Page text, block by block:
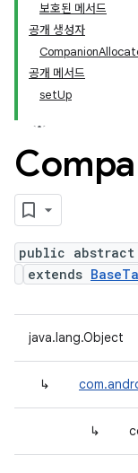
보호된 메서드
공개 생성자
공개 메서드
setUp
public abstract
extends
java.lang.Object
↳
↳